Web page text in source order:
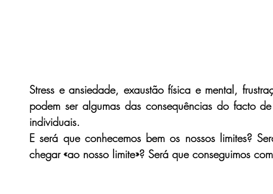
Stress e ansiedade, exaustão física e mental,
podem ser algumas das consequências do facto
individuais.
E será que conhecemos bem os nossos limites?
chegar «ao nosso limite»? Será que conseguimos